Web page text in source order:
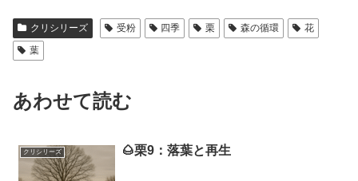
クリシリーズ 受粉 四季 栗 森の循環
花
葉
あわせて読む
クリシリーズ 🌰栗9：落葉と再生